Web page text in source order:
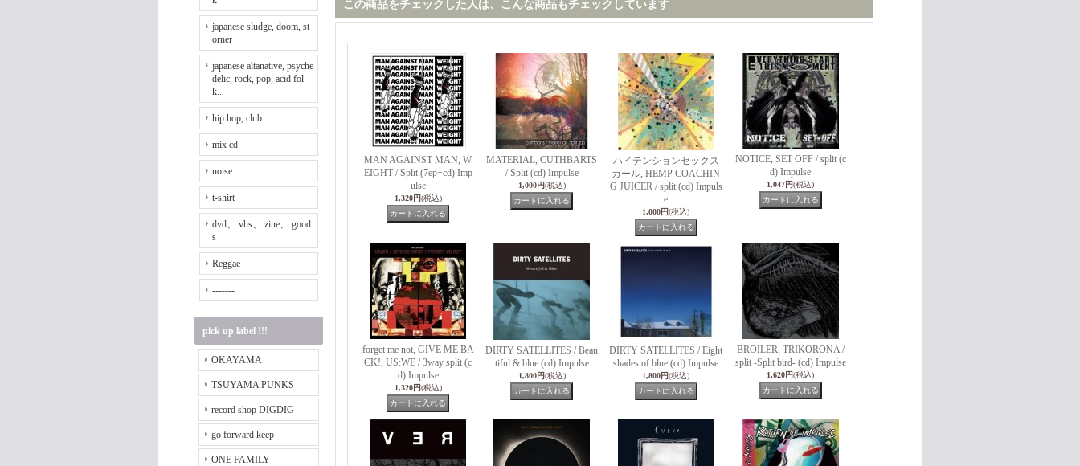
japanese sludge, doom, st
orner
japanese altanative, psyche
delic, rock, pop, acid fol
k...
hip hop, club
mix cd
noise
t-shirt
dvd、 vhs、 zine、 good
s
Reggae
-------
pick up label !!!
OKAYAMA
TSUYAMA PUNKS
record shop DIGDIG
go forward keep
ONE FAMILY
この商品をチェックした人は、こんな商品もチェックしています
MAN AGAINST MAN, W
EIGHT / Split (7ep+cd) Imp
ulse
1,320円(税込)
MATERIAL, CUTHBARTS
/ Split (cd) Impulse
1,000円(税込)
ハイテンションセックス
ガール, HEMP COACHIN
G JUICER / split (cd) Impuls
e
1,000円(税込)
NOTICE, SET OFF / split (c
d) Impulse
1,047円(税込)
forget me not, GIVE ME BA
CK!, US:WE / 3way split (c
d) Impulse
1,320円(税込)
DIRTY SATELLITES / Beau
tiful & blue (cd) Impulse
1,800円(税込)
DIRTY SATELLITES / Eight
shades of blue (cd) Impulse
1,800円(税込)
BROILER, TRIKORONA /
split -Split bird- (cd) Impulse
1,620円(税込)